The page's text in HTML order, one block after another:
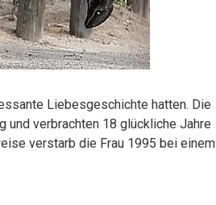
Liebesgeschichte hatten. Die
und verbrachten 18 glückliche Jahre
verstarb die Frau 1995 bei einem